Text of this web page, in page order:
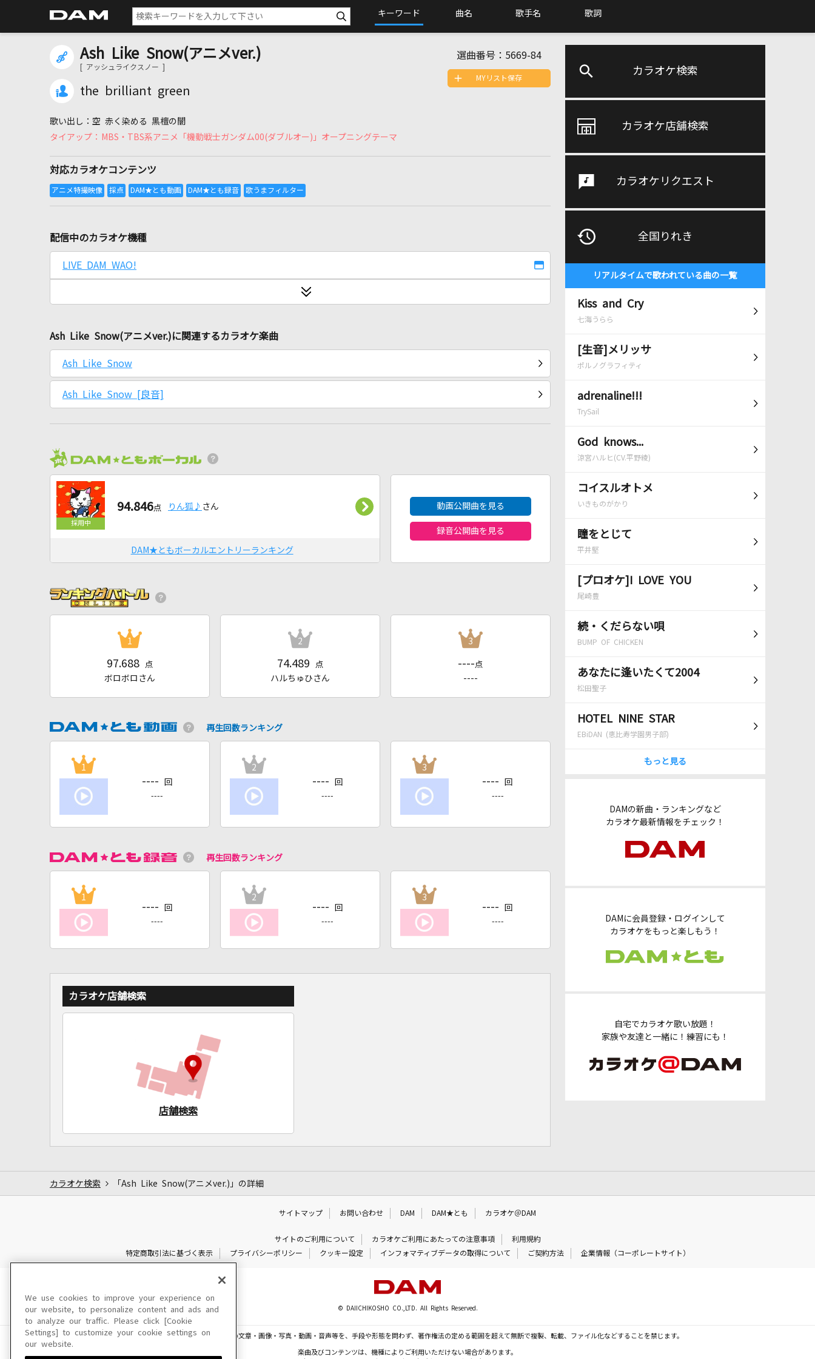
キーワード 曲名 歌手名 歌詞
カラオケ検索
カラオケ店舗検索
カラオケリクエスト
全国りれき
リアルタイムで歌われている曲の一覧
Kiss and Cry
七海うらら
[生音]メリッサ
ポルノグラフィティ
adrenaline!!!
TrySail
God knows...
涼宮ハルヒ(CV.平野綾)
コイスルオトメ
いきものがかり
瞳をとじて
平井堅
[プロオケ]I LOVE YOU
尾崎豊
続・くだらない唄
BUMP OF CHICKEN
あなたに逢いたくて2004
松田聖子
HOTEL NINE STAR
EBiDAN (恵比寿学園男子部)
もっと見る
DAMの新曲・ランキングなど
カラオケ最新情報をチェック！
DAMに会員登録・ログインして
カラオケをもっと楽しもう！
自宅でカラオケ歌い放題！
家族や友達と一緒に！練習にも！
Ash Like Snow(アニメver.)
[ アッシュライクスノー ]
the brilliant green
選曲番号： 5669-84
空 赤く染める 黒檀の闇
MBS・TBS系アニメ「機動戦士ガンダム00(ダブルオー)」オープニングテーマ
対応カラオケコンテンツ
MYリスト保存
配信中のカラオケ機種
LIVE DAM WAO!
Ash Like Snow(アニメver.)に関連するカラオケ楽曲
Ash Like Snow
Ash Like Snow [良音]
94.846点 りん狐♪ さん
DAM★ともボーカルエントリーランキング
動画公開曲を見る
録音公開曲を見る
1
97.688
点
ボロボロさん
2
74.489
点
ハルちゅひさん
3
---- 点
----
再生回数ランキング
1
---- 回
----
2
---- 回
----
3
---- 回
----
再生回数ランキング
1
---- 回
----
2
---- 回
----
3
---- 回
----
カラオケ店舗検索
店舗検索
カラオケ検索 「Ash Like Snow(アニメver.)」の詳細
サイトマップ お問い合わせ DAM DAM★とも カラオケ＠DAM
サイトのご利用について カラオケご利用にあたっての注意事項
利用規約
特定商取引法に基づく表示
プライバシーポリシー クッキー設定 インフォマティブデータの取得について ご契約方法 企業情報（コーポレートサイト）
© DAIICHIKOSHO CO.,LTD. All Rights Reserved.
このサイトに掲載されている一切の文章・画像・写真・動画・音声等を、手段や形態を問わず、著作権法の定める範囲を超えて無断で複製、転載、ファイル化などすることを禁じます。
楽曲及びコンテンツは、機種によりご利用いただけない場合があります。
We use cookies to improve your experience on
our website, to personalize content and ads and
to analyze our traffic. Please click [Cookie
Settings] to customize your cookie settings on
our website.